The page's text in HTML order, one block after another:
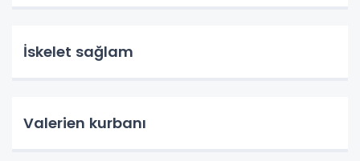
İskelet sağlam
Valerien kurbanı